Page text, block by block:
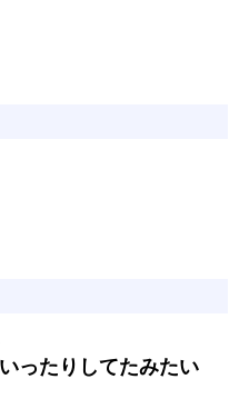
ったりしてたみたい